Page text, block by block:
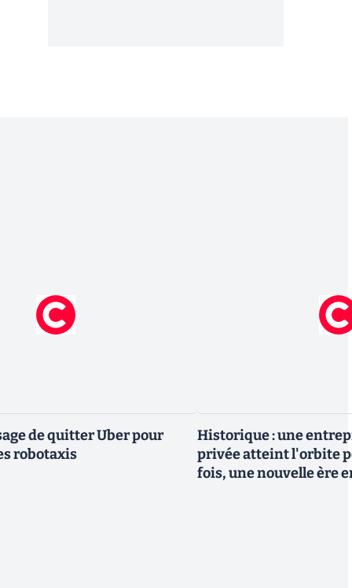
de quitter Uber pour
robotaxis
Historique : une
privée atteint l'orbite
fois, une nouvelle ère